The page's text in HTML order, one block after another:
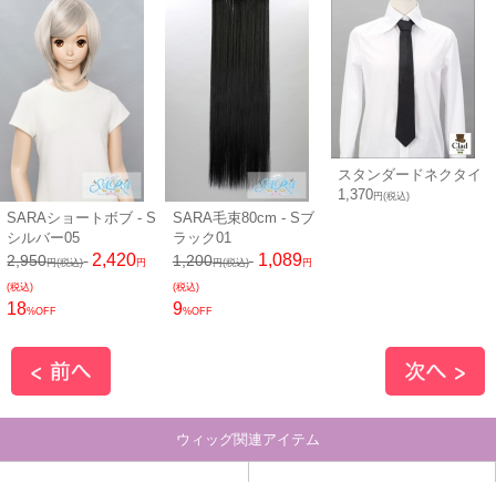
SARAショートボブ - S
シルバー05
2,950円(税込) 2,420円
(税込)
18%OFF
SARA毛束80cm - Sブ
ラック01
1,200円(税込) 1,089円
(税込)
9%OFF
スタンダードネクタイ
1,370円(税込)
ウィッグ関連アイテム